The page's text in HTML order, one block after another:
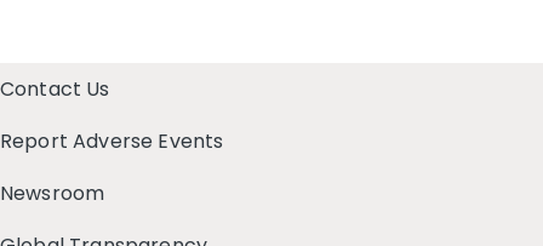
Contact Us
Report Adverse Events
Newsroom